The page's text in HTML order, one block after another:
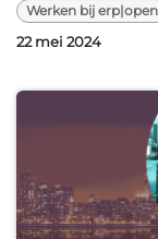
Werken bij erp|open
22 mei 2024